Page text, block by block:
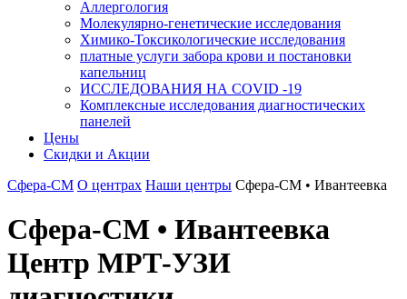
Аллергология
Молекулярно-генетические исследования
Химико-Токсикологические исследования
платные услуги забора крови и постановки
капельниц
ИССЛЕДОВАНИЯ НА COVID -19
Комплексные исследования диагностических
панелей
Цены
Скидки и Акции
Сфера-СМ О центрах Наши центры Сфера-СМ • Ивантеевка
Сфера-СМ • Ивантеевка
Центр МРТ-УЗИ